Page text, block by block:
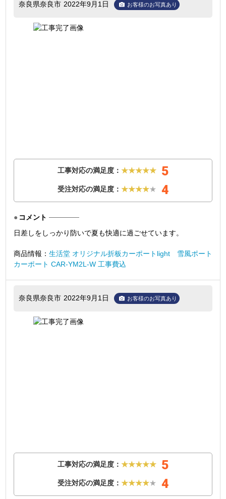
奈良県奈良市 2022年9月1日 お客様のお写真あり
工事対応の満足度： ★★★★★ 5
受注対応の満足度： ★★★★★ 4
コメント
日差しをしっかり防いで夏も快適に過ごせています。
商品情報： 生活堂 オリジナル折板カーポートlight 雪風ポート
カーポート CAR-YM2L-W 工事費込
奈良県奈良市 2022年9月1日 お客様のお写真あり
工事対応の満足度： ★★★★★ 5
受注対応の満足度： ★★★★★ 4